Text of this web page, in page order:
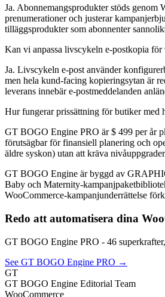
Ja. Abonnemangsprodukter stöds genom
prenumerationer och justerar
tilläggsprodukter som abonnenter
Kan vi anpassa livscykeln e-postkopia för
Ja. Livscykeln e-post använder
men hela kund-facing kopieringsytan är
leverans innebär e-postmeddelanden
Hur fungerar prissättning för butiker med
GT BOGO Engine PRO är $ 499 per år
förutsägbar för finansiell planering och
äldre syskon) utan att kräva
GT BOGO Engine är byggd av
Baby och Maternity-
WooCommerce-kampanjunderrättelse
Redo att automatisera dina
GT BOGO Engine PRO - 46
See GT BOGO Engine PRO →
GT
GT BOGO Engine Editorial Team
WooCommerce